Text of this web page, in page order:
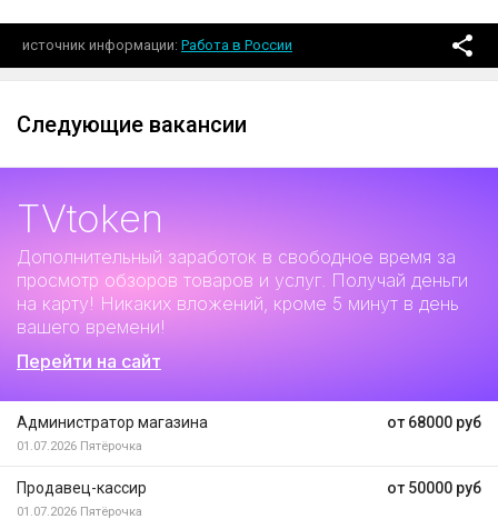
источник информации Работа в России
Следующие вакансии
TVtoken
Дополнительный заработок в свободное время за
просмотр обзоров товаров и услуг. Получай деньги
на карту! Никаких вложений, кроме 5 минут в день
вашего времени!
Перейти на сайт
от 68000 руб
Администратор магазина
01.07.2026 Пятёрочка
от 50000 руб
Продавец-кассир
01.07.2026 Пятёрочка